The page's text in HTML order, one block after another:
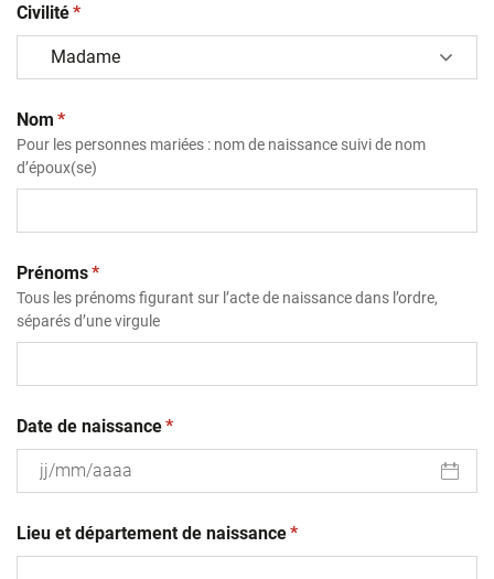
Civilité(obligatoire)
*
Nom (obligatoire)
*
Pour les personnes mariées : nom de naissance suivi de nom
d’époux(se)
Prénoms(obligatoire)
*
Tous les prénoms figurant sur l’acte de naissance dans l’ordre,
séparés d’une virgule
Date de naissance(obligatoire)
*
slash
MM
Lieu et département de naissance(obligatoire)
*